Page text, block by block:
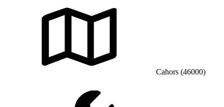
Cahors (46000)